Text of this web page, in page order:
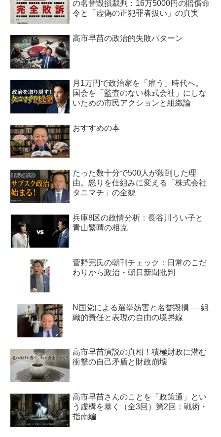
の名誉毀損裁判：16万5000円の賠償命
令と「虚偽の正犯罪者扱い」の真実
高市早苗の政治的失敗パターン
月1万円で政治家を「雇う」時代へ。
国会を「監査のない株式会社」にしな
いための市民アクションと組織論
おすすめの本
たった数十分で500人が殺到した理
由。怒りを仕組みに変える「株式会社
タニマチ」の全貌
兵庫8区の政情分析：長谷川うい子と
青山繁晴の相克
菅野完氏の朝刊チェック：日常のこだ
わりから政治・朝日新聞批判
N国党による選挙妨害と名誉毀損 ― 組
織的責任と表現の自由の境界線
高市早苗演説の真相！積極財政に潜む
衝撃の自己矛盾と財政崩壊
高市早苗さんのことを「政策通」とい
う虚構を暴く（全3回）第2回：戦術・
指南編